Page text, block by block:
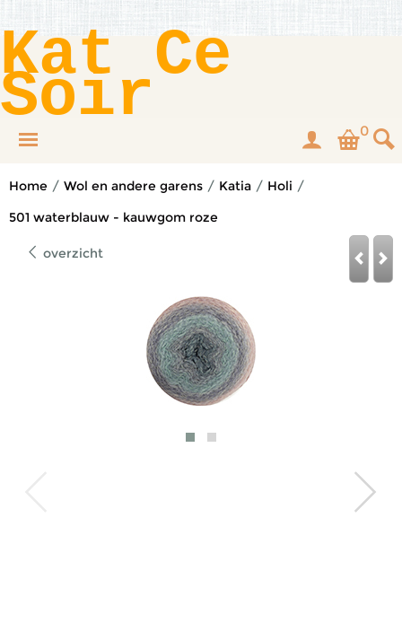
Kat Ce
Soir 0
Home / Wol en andere garens / Katia / Holi /
501 waterblauw - kauwgom roze
overzicht